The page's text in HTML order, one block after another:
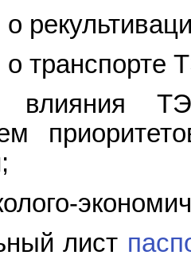
о
о транспорте
влияния
лист